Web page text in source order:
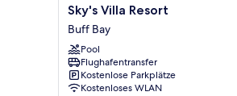
Sky's
Villa
Resort
Buff
Bay
Sky's Villa Resort
Buff Bay
Pool
Flughafentransfer
Kostenlose Parkplätze
Kostenloses WLAN